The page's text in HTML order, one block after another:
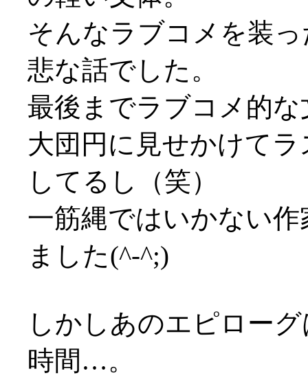
そんなラブコメを装
悲な話でした。
最後までラブコメ的
大団円に見せかけて
してるし（笑）
一筋縄ではいかない
ました(^-^;)
しかしあのエピロー
時間…。